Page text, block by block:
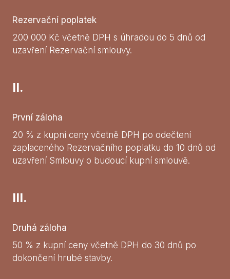
Rezervační poplatek
200 000 Kč včetně DPH s úhradou do 5 dnů od
uzavření Rezervační smlouvy.
II.
První záloha
20 % z kupní ceny včetně DPH po odečtení
zaplaceného Rezervačního poplatku do 10 dnů od
uzavření Smlouvy o budoucí kupní smlouvě.
III.
Druhá záloha
50 % z kupní ceny včetně DPH do 30 dnů po
dokončení hrubé stavby.